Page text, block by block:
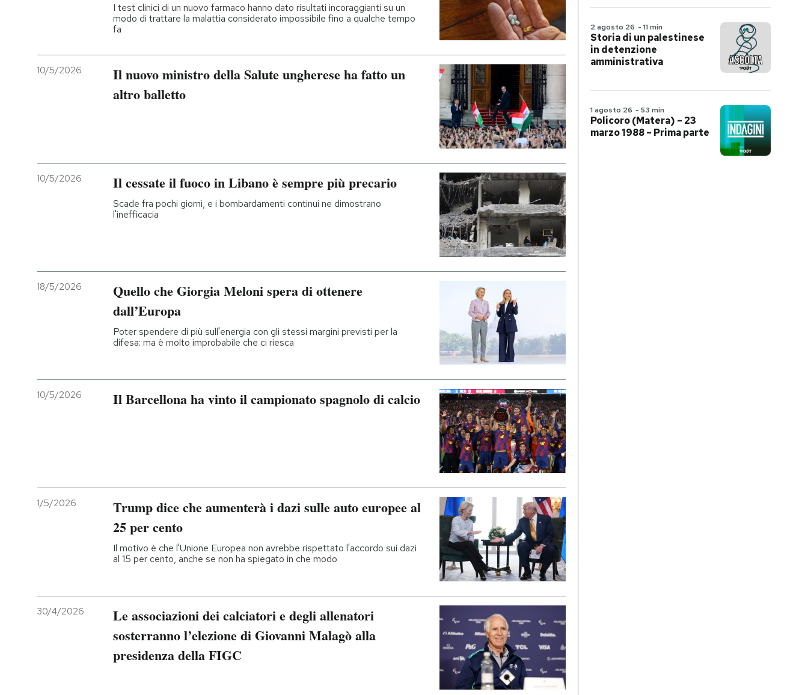
I test clinici di un nuovo farmaco hanno dato risultati incoraggianti su un
modo di trattare la malattia considerato impossibile fino a qualche tempo
fa
10/5/2026
Il nuovo ministro della Salute ungherese ha fatto un
altro balletto
10/5/2026 Il cessate il fuoco in Libano è sempre più precario
Scade fra pochi giorni, e i bombardamenti continui ne dimostrano
l'inefficacia
18/5/2026
Quello che Giorgia Meloni spera di ottenere
dall’Europa
Poter spendere di più sull'energia con gli stessi margini previsti per la
difesa: ma è molto improbabile che ci riesca
10/5/2026 Il Barcellona ha vinto il campionato spagnolo di calcio
1/5/2026
Trump dice che aumenterà i dazi sulle auto europee al
25 per cento
Il motivo è che l'Unione Europea non avrebbe rispettato l'accordo sui dazi
al 15 per cento, anche se non ha spiegato in che modo
30/4/2026
Le associazioni dei calciatori e degli allenatori
sosterranno l’elezione di Giovanni Malagò alla
presidenza della FIGC
2 agosto 26 - 11 min
Storia di un palestinese
in detenzione
amministrativa
1 agosto 26 - 53 min
Policoro (Matera) – 23
marzo 1988 – Prima parte